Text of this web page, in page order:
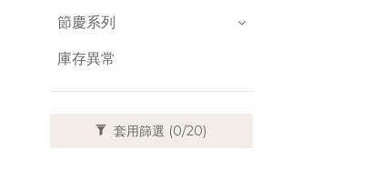
節慶系列
庫存異常
套用篩選 (0/20)